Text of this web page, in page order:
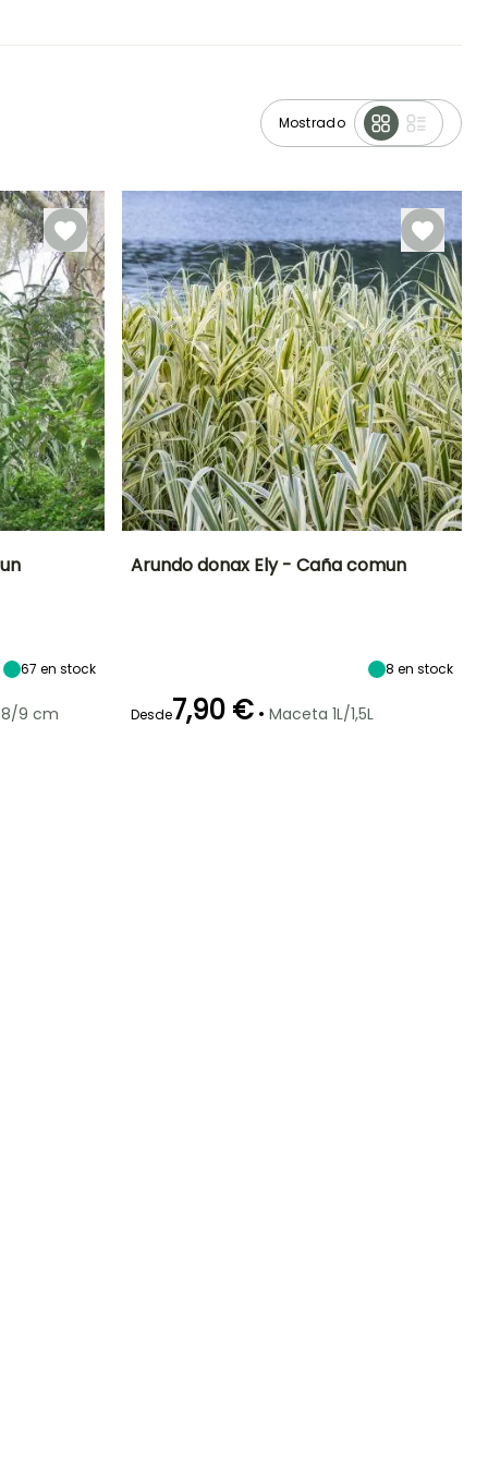
Mostrado
67 en stock
9 cm
Arundo donax Ely - Caña comun
8 en stock
Desde7,90 € • Maceta 1L/1,5L